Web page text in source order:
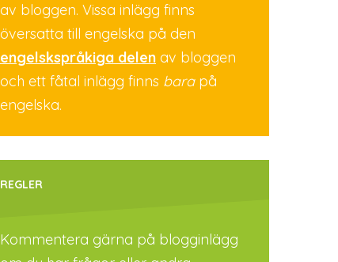
av bloggen. Vissa inlägg finns
översatta till engelska på den
engelskspråkiga delen av bloggen
och ett fåtal inlägg finns barapå
engelska.
REGLER
Kommentera gärna på blogginlägg